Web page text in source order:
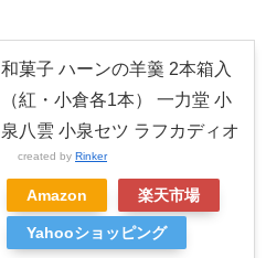
和菓子 ハーンの羊羹 2本箱入
（紅・小倉各1本） 一力堂 小
泉八雲 小泉セツ ラフカディオ
created by Rinker
Amazon 楽天市場
Yahooショッピング